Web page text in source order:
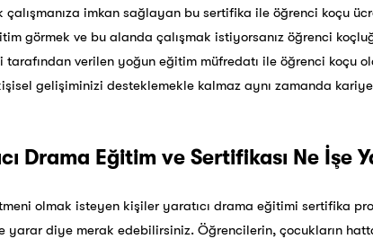
imkan sağlayan bu sertifika ile öğrenci koçu
görmek ve bu alanda çalışmak istiyorsanız öğrenci
tarafından verilen yoğun eğitim müfredatı ile öğrenci koçu
gelişiminizi desteklemekle kalmaz aynı zamanda
Drama Eğitim ve Sertifikası Ne İşe
olmak isteyen kişiler yaratıcı drama eğitimi sertifika
yarar diye merak edebilirsiniz. Öğrencilerin, çocukların